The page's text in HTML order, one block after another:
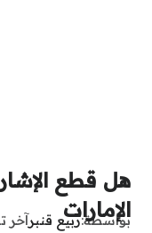
هل قطع
الإمارات
بواسطةربيع قنبرآخر